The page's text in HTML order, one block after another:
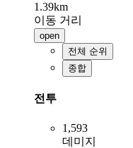
1.39km
이동 거리
open
전체 순위
종합
전투
1,593
데미지